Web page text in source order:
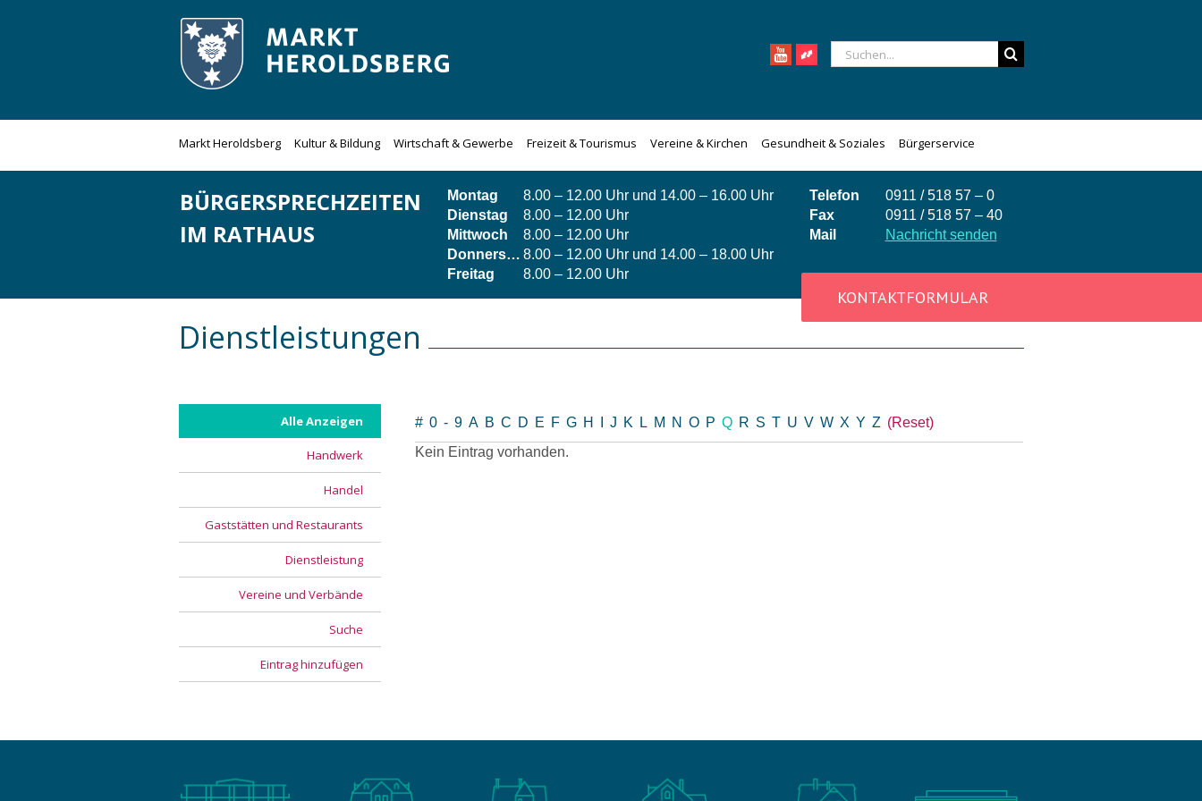
Suche
nach:
Markt Heroldsberg Kultur & Bildung Wirtschaft & Gewerbe Freizeit & Tourismus Vereine & Kirchen Gesundheit & Soziales Bürgerservice
BÜRGERSPRECHZEITEN
IM RATHAUS
Montag
8.00 – 12.00 Uhr und 14.00 – 16.00 Uhr
Dienstag
8.00 – 12.00 Uhr
Mittwoch
8.00 – 12.00 Uhr
Donnerstag 8.00 – 12.00 Uhr und 14.00 – 18.00 Uhr
Freitag
8.00 – 12.00 Uhr
Telefon
0911 / 518 57 – 0
Fax
0911 / 518 57 – 40
Mail
Nachricht senden
KONTAKTFORMULAR
Dienstleistungen
Alle Anzeigen
Handwerk
Handel
Gaststätten und Restaurants
Dienstleistung
Vereine und Verbände
Suche
Eintrag hinzufügen
#0-9A BC D E FG H IJ K L M NO PQ R ST UVW XYZ (Reset)
Kein Eintrag vorhanden.